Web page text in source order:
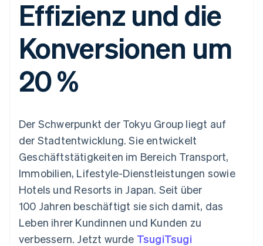
Zugriff auf mehr als
125
Zahlungen vor Ort
Authorization
Optimierung der
Autorisierungsraten
Bezahlvorgang
Connections
Verbundene
Datensynchronisierung
Product roadmap
Ausblick
Geldmanagement
Plattformen
SaaS
Gaming
Bewirtung, Reisen und
Freizeit
Versicherungen
Medien und
Unterhaltung
Gemeinnützige
Organisationen
Fachdienstleistungen
Öffentlicher Sektor
Einzelhandel
Marktplatz auf
Grundlagen der
Abonnementverwaltung
So setzen Sie
nutzungsbasierte
Verwaltung von
Diensten mit Agenten
App-Integrationen
Code-Beispiele
Entwickler-Blog
API-Status
Produkt-Roadmap
Stripe Sessions
Karriere
Newsroom
Stripe Press
Sales-Team
kontaktieren
Partner werden
Effizienz und die
Konversionen um
20 %
Der Schwerpunkt der Tokyu Group liegt auf
der Stadtentwicklung. Sie entwickelt
Geschäftstätigkeiten im Bereich Transport,
Immobilien, Lifestyle-Dienstleistungen sowie
Hotels und Resorts in Japan. Seit über
100 Jahren beschäftigt sie sich damit, das
Leben ihrer Kundinnen und Kunden zu
verbessern. Jetzt wurde TsugiTsugi